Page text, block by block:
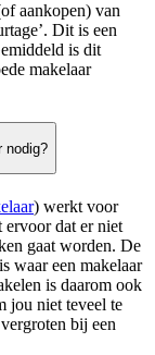
aankopen) van
Dit is een
is dit
makelaar
nodig?
) werkt voor
dat er niet
gaat worden. De
waar een makelaar
is daarom ook
jou niet teveel te
bij een